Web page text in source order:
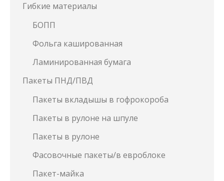
Гибкие материалы
БОПП
Фольга кашированная
Ламинированная бумага
Пакеты ПНД/ПВД
Пакеты вкладышы в гофрокороба
Пакеты в рулоне на шпуле
Пакеты в рулоне
Фасовочные пакеты/в евроблоке
Пакет-майка